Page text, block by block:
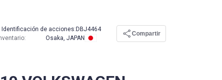
Identificación de acciones: DBJ4464
: Osaka, JAPAN
Compartir